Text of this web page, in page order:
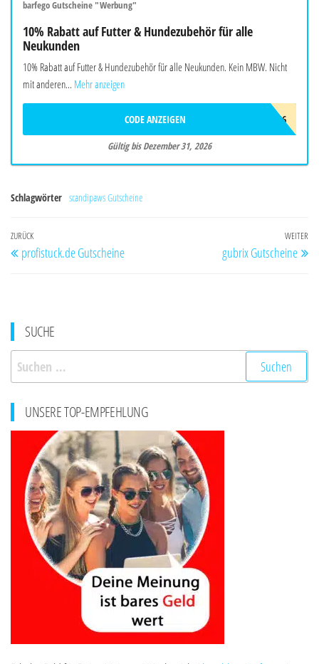
barfego Gutscheine "Werbung"
10% Rabatt auf Futter & Hundezubehör für alle
Neukunden
10% Rabatt auf Futter & Hundezubehör für alle Neukunden. Kein MBW. Nicht
mit anderen... Mehr anzeigen
BARFEGO2026
CODE ANZEIGEN
Gültig bis Dezember 31, 2026
Schlagwörter scandipaws Gutscheine
Beitragsnavigation
Vorheriger
Beitrag
ZURÜCK
profistuck.de Gutscheine
WEITER
gubrix Gutscheine
SUCHE
Suchen
nach:
UNSERE TOP-EMPFEHLUNG